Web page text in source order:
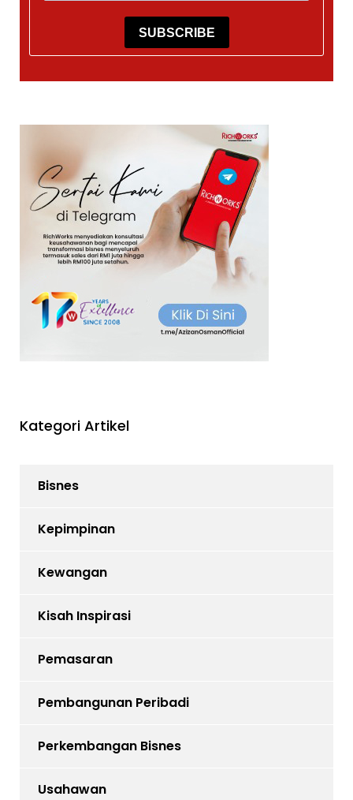
SUBSCRIBE
Kategori Artikel
Bisnes
Kepimpinan
Kewangan
Kisah Inspirasi
Pemasaran
Pembangunan Peribadi
Perkembangan Bisnes
Usahawan